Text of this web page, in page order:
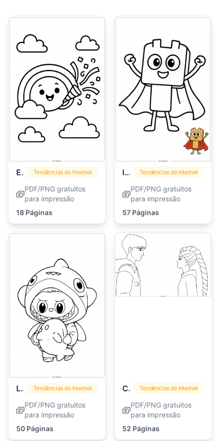
Emoji Tendências da Internet
PDF/PNG gratuitos
para impressão
18 Páginas
lankybox Tendências da Internet
PDF/PNG gratuitos
para impressão
57 Páginas
Labubu Tendências da Internet
PDF/PNG gratuitos
para impressão
50 Páginas
Caçadores de Demônios Kpop Tendências da Internet
PDF/PNG gratuitos
para impressão
52 Páginas